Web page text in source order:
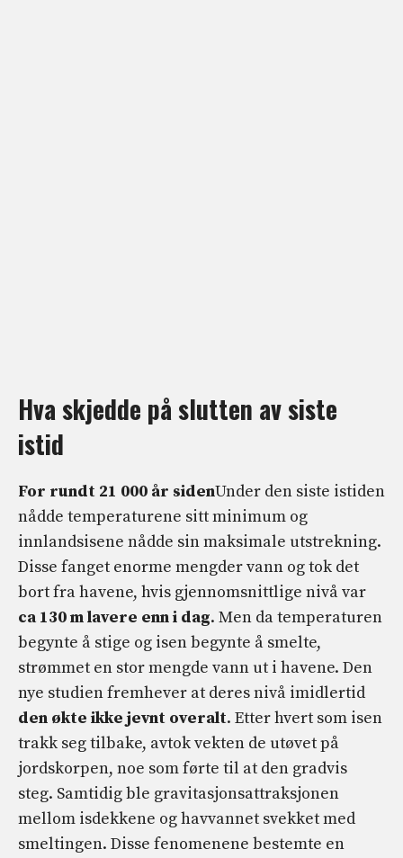
Hva skjedde på slutten av siste
istid
For rundt 21 000 år sidenUnder den siste istiden
nådde temperaturene sitt minimum og
innlandsisene nådde sin maksimale utstrekning.
Disse fanget enorme mengder vann og tok det
bort fra havene, hvis gjennomsnittlige nivå var
ca 130 m lavere enn i dag. Men da temperaturen
begynte å stige og isen begynte å smelte,
strømmet en stor mengde vann ut i havene. Den
nye studien fremhever at deres nivå imidlertid
den økte ikke jevnt overalt. Etter hvert som isen
trakk seg tilbake, avtok vekten de utøvet på
jordskorpen, noe som førte til at den gradvis
steg. Samtidig ble gravitasjonsattraksjonen
mellom isdekkene og havvannet svekket med
smeltingen. Disse fenomenene bestemte en